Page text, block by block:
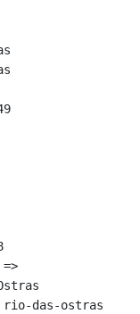
=>
das-ostras